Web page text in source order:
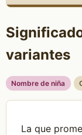
variantes
Nombre de niña
La que